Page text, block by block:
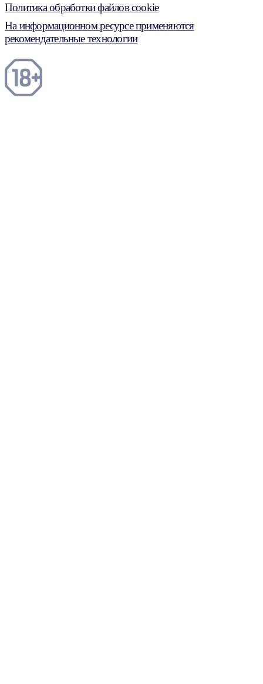
Политика обработки файлов cookie
На информационном ресурсе применяются
рекомендательные технологии